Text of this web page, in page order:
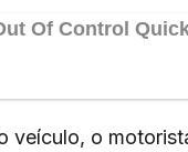
veículo, o